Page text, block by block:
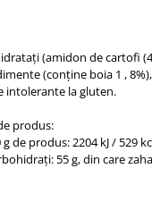
(amidon de cartofi
(conține boia 1 ,
intolerante la gluten.
produs:
de produs: 2204 kJ / 529
55 g, din care